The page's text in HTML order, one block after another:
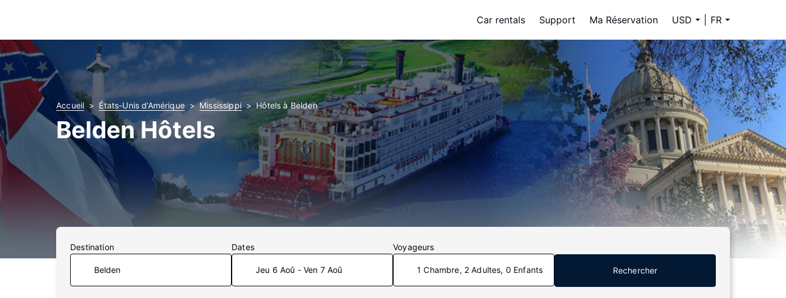
Car rentals Support Ma Réservation USD FR
Accueil États-Unis d’Amérique Mississippi Hôtels à Belden
Belden Hôtels
Destination Dates
Jeu 6 Aoû - Ven 7 Aoû
Voyageurs
1 Chambre, 2 Adultes, 0 Enfants Rechercher